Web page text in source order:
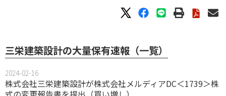
三栄建築設計の大量保有速報（一覧）
2024-02-16
株式会社三栄建築設計が株式会社メルディアDC＜1739＞株